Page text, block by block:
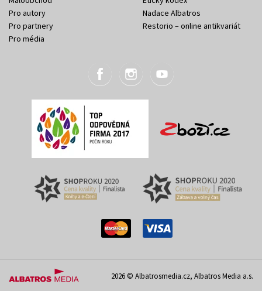
Pro autory
Pro partnery
Pro média
Nadace Albatros
Restorio – online antikvariát
2026 © Albatrosmedia.cz, Albatros Media a.s.